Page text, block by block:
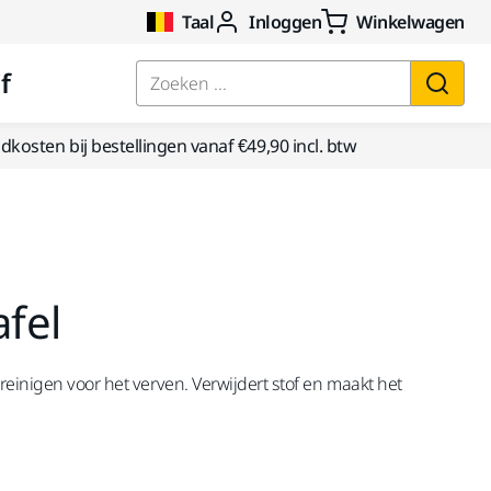
Taal Inloggen Winkelwagen
Zoeken ...
bij bestellingen vanaf €49,90 incl. btw
voor het verven. Verwijdert stof en maakt het